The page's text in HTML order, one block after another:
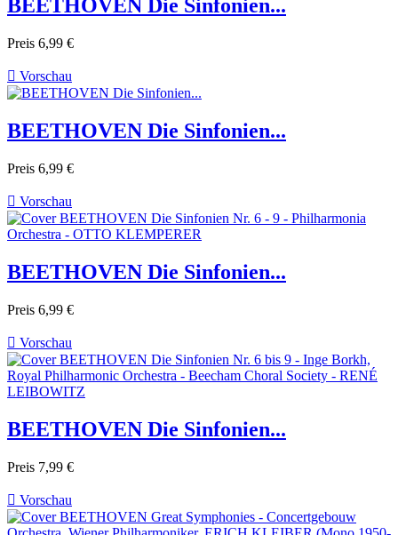
BEETHOVEN Die Sinfonien...
Preis 6,99 €
 Vorschau
BEETHOVEN Die Sinfonien...
Preis 6,99 €
 Vorschau
BEETHOVEN Die Sinfonien...
Preis 6,99 €
 Vorschau
BEETHOVEN Die Sinfonien...
Preis 7,99 €
 Vorschau